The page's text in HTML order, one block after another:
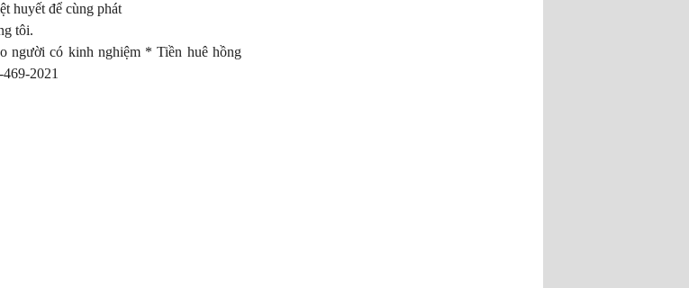
huyết để cùng phát
tôi.
người có kinh nghiệm * Tiền huê hồng
2021